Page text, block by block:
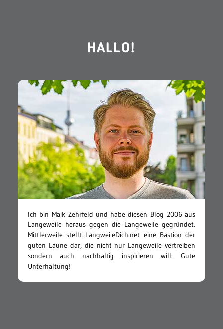
HALLO!
Ich bin Maik Zehrfeld und habe diesen Blog 2006 aus
Langeweile heraus gegen die Langeweile gegründet.
Mittlerweile stellt LangweileDich.net eine Bastion der
guten Laune dar, die nicht nur Langeweile vertreiben
sondern auch nachhaltig inspirieren will. Gute
Unterhaltung!